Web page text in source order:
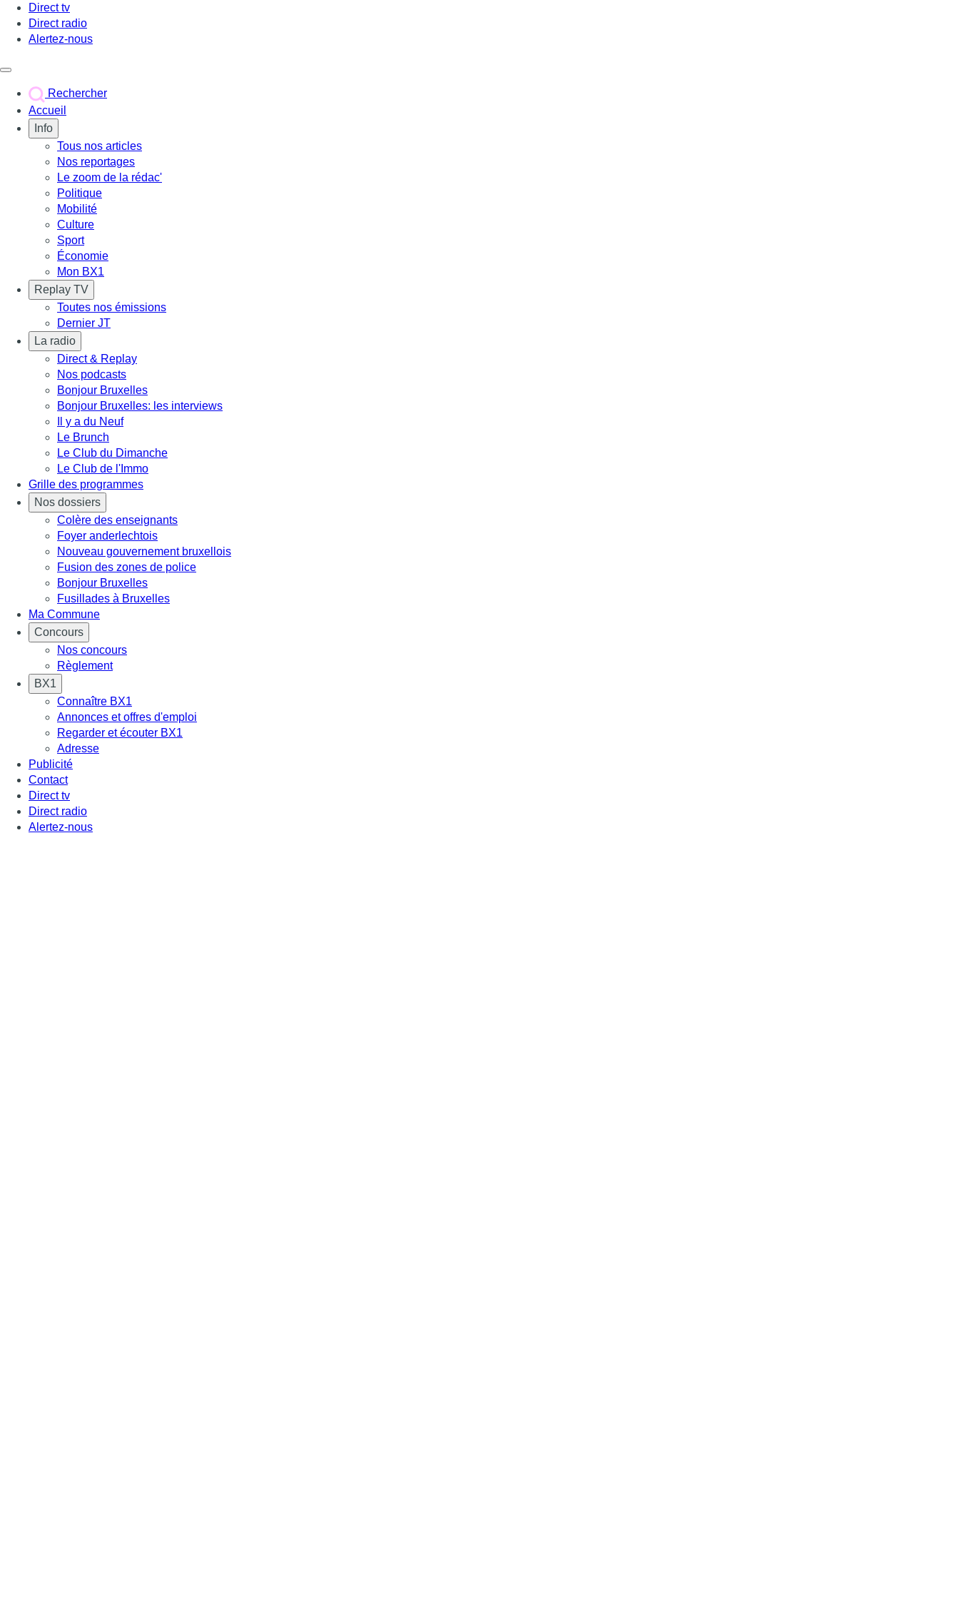
Direct tv
Direct radio
Alertez-nous
Rechercher
Accueil
Info
Tous nos articles
Nos reportages
Le zoom de la rédac'
Politique
Mobilité
Culture
Sport
Économie
Mon BX1
Replay TV
Toutes nos émissions
Dernier JT
La radio
Direct & Replay
Nos podcasts
Bonjour Bruxelles
Bonjour Bruxelles: les interviews
Il y a du Neuf
Le Brunch
Le Club du Dimanche
Le Club de l'Immo
Grille des programmes
Nos dossiers
Colère des enseignants
Foyer anderlechtois
Nouveau gouvernement bruxellois
Fusion des zones de police
Bonjour Bruxelles
Fusillades à Bruxelles
Ma Commune
Concours
Nos concours
Règlement
BX1
Connaître BX1
Annonces et offres d'emploi
Regarder et écouter BX1
Adresse
Publicité
Contact
Direct tv
Direct radio
Alertez-nous